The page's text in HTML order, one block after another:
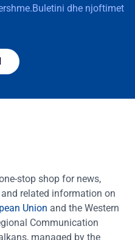
dhe njoftimet
stop shop for news,
related information on
Union and the Western
Communication
managed by the